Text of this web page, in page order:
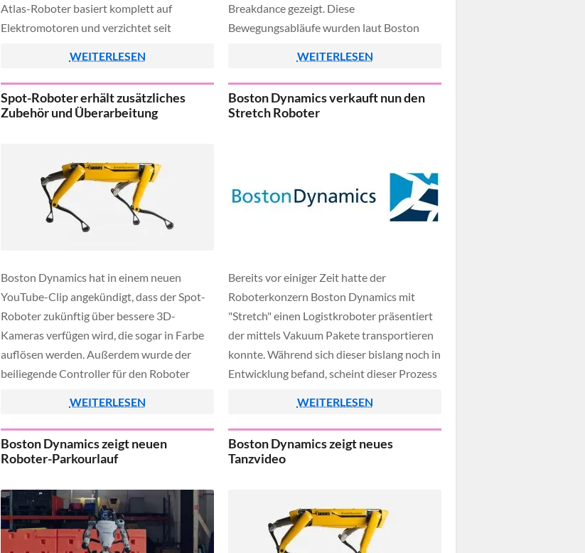
Atlas-Roboter basiert komplett auf
Elektromotoren und verzichtet seit
herkömmliche Hydraulik, sodass dieser nun
deutlich kleiner und kompakter gebaut
werden kann.
WEITERLESEN
Breakdance gezeigt. Diese
Bewegungsabläufe wurden laut Boston
Reinforcement Training in den Roboter
einprogrammiert - dies erfolgte in
Zusammenarbeit mit dem Robotics and AI
WEITERLESEN
Spot-Roboter erhält zusätzliches
Zubehör und Überarbeitung
Boston Dynamics hat in einem neuen
YouTube-Clip angekündigt, dass der Spot-
Roboter zukünftig über bessere 3D-
Kameras verfügen wird, die sogar in Farbe
auflösen werden. Außerdem wurde der
beiliegende Controller für den Roboter
Tablet mit optionaler Joystick-Halterung.
Auch bezüglich der Funk-Anbindung hat
sich Boston Dynamics Gedanken gemacht
WEITERLESEN
Boston Dynamics verkauft nun den
Stretch Roboter
Bereits vor einiger Zeit hatte der
Roboterkonzern Boston Dynamics mit
"Stretch" einen Logistkroboter präsentiert
der mittels Vakuum Pakete transportieren
konnte. Während sich dieser bislang noch in
Entwicklung befand, scheint dieser Prozess
den Stretch-Roboter nun auch für sich
selbst erwerben. Potentielle Zielgruppe
dürften eher keine Privatpersonen sein,
WEITERLESEN
Boston Dynamics zeigt neuen
Roboter-Parkourlauf
Boston Dynamics zeigt neues
Tanzvideo